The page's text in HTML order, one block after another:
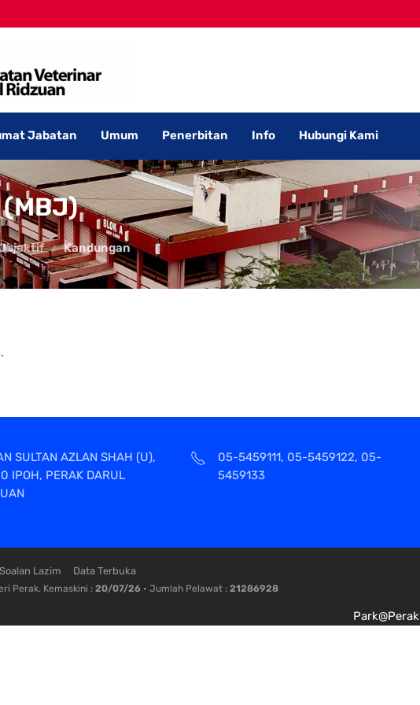
Jabatan Umum Penerbitan Info Hubungi Kami
Kandungan
SULTAN AZLAN SHAH (U),
IPOH, PERAK DARUL
05-5459111, 05-5459122, 05-
5459133
Soalan Lazim Data Terbuka
Perak. Kemaskini : 20/07/26 • Jumlah Pelawat : 21286928
Park@Perak